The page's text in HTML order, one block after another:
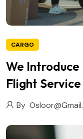
CARGO
We Introduce
Flight Service
By